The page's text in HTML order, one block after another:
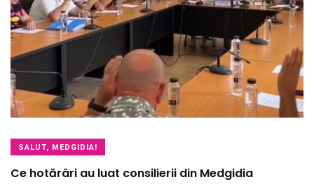
SALUT, MEDGIDIA!
Ce hotărâri au luat consilierii din Medgidia